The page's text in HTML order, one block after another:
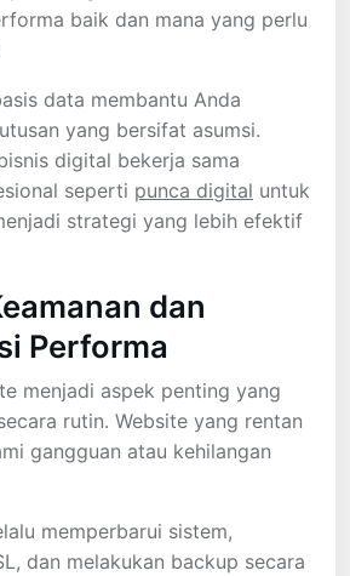
baik dan mana yang perlu
data membantu Anda
yang bersifat asumsi.
digital bekerja sama
seperti punca digital untuk
strategi yang lebih efektif
dan
Performa
menjadi aspek penting yang
rutin. Website yang rentan
gangguan atau kehilangan
memperbarui sistem,
dan melakukan backup secara